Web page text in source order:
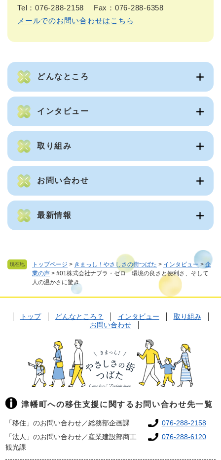
現在地 トップページ > きまっし！やさしさの街つばた > インタビュー > 企
業の声 > #01株式会社ナブラ・ゼロ 環境の良さと便利さ、そして
人の温かさに驚き
Tel：076-288-2158
Fax：076-288-6358
メールでのお問い合わせはこちら
どんなところ
インタビュー
取り組み
お問い合わせ
最新情報
トップ どんなところ？ インタビュー
取り組み
お問い合わせ
津幡町への移住支援に関するお問い合わせ先一覧
「移住」のお問い合わせ／総務部企画課
076-288-2158
「法人」のお問い合わせ／産業建設部商工
観光課
076-288-6120